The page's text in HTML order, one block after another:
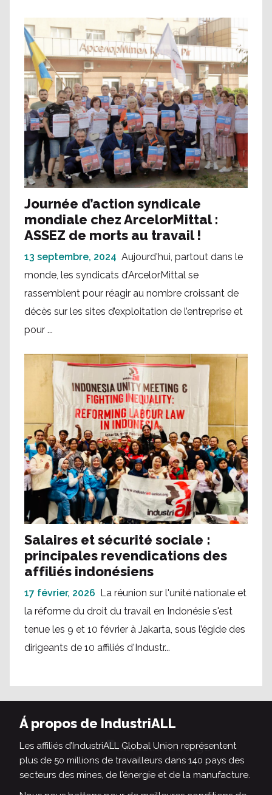
Journée d’action syndicale
mondiale chez ArcelorMittal :
ASSEZ de morts au travail !
13 septembre, 2024 Aujourd'hui, partout dans le
monde, les syndicats d’ArcelorMittal se
rassemblent pour réagir au nombre croissant de
décès sur les sites d’exploitation de l’entreprise et
pour ...
Salaires et sécurité sociale :
principales revendications des
affiliés indonésiens
17 février, 2026 La réunion sur l'unité nationale et
la réforme du droit du travail en Indonésie s'est
tenue les 9 et 10 février à Jakarta, sous l’égide des
dirigeants de 10 affiliés d'Industr...
Á propos de IndustriALL
Les affiliés d’IndustriALL Global Union représentent
plus de 50 millions de travailleurs dans 140 pays des
secteurs des mines, de l’énergie et de la manufacture.